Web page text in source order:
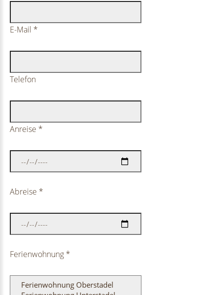
E-Mail *
Telefon
Anreise *
Abreise *
Ferienwohnung *